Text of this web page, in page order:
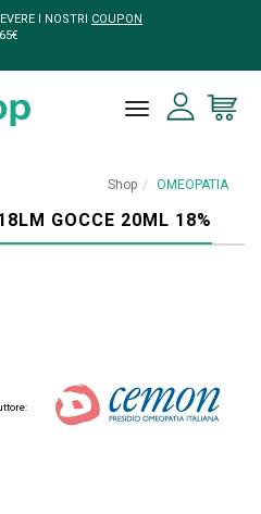
I NOSTRI COUPON
toggle
Shop OMEOPATIA
GOCCE 20ML 18%